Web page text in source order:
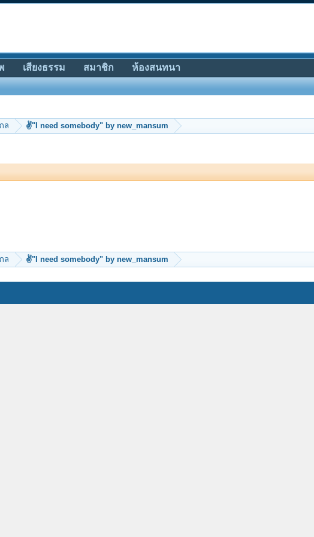
ล ✌"I need somebody" by new_mansum
ล ✌"I need somebody" by new_mansum
เสียงธรรม สมาชิก ห้องสนทนา